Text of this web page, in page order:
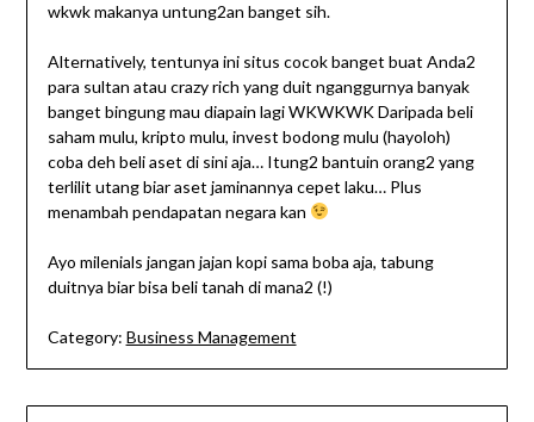
wkwk makanya untung2an banget sih.
Alternatively, tentunya ini situs cocok banget buat Anda2
para sultan atau crazy rich yang duit nganggurnya banyak
banget bingung mau diapain lagi WKWKWK Daripada beli
saham mulu, kripto mulu, invest bodong mulu (hayoloh)
coba deh beli aset di sini aja… Itung2 bantuin orang2 yang
terlilit utang biar aset jaminannya cepet laku… Plus
menambah pendapatan negara kan
Ayo milenials jangan jajan kopi sama boba aja, tabung
duitnya biar bisa beli tanah di mana2 (!)
Category: Business Management